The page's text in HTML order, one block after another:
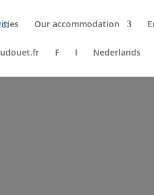
Our accommodation
F I Nederlands